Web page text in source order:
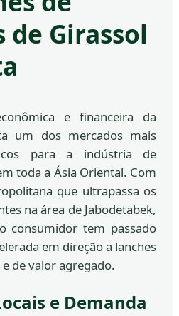
de Girassol
e financeira da
um dos mercados mais
para a indústria de
toda a Ásia Oriental. Com
que ultrapassa os
na área de Jabodetabek,
consumidor tem passado
em direção a lanches
de valor agregado.
e Demanda